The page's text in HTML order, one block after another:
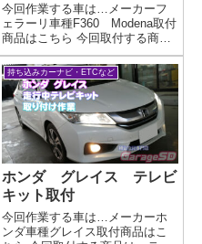
今回作業する車は…メーカーフ
ェラーリ車種F360 Modena取付
商品はこちら 今回取付する商品
は…パナソニックのバックカメ
ラとLEDテールランプ作業写真
作業完了まぁ、配線作業までの
取り外し作業が情報がないので
大変です。お時間はかかりまし
た...
持ち込みカーナビ・ETCなど
ホンダ グレイス テレビ
キット取付
今回作業する車は…メーカーホ
ンダ車種グレイス取付商品はこ